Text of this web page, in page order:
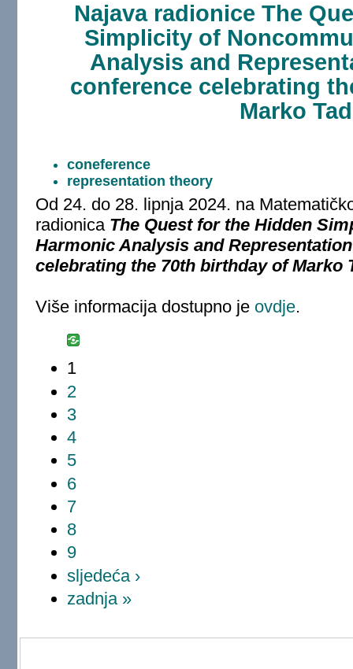
Najava radionice The
Simplicity of
Analysis and
conference celebrating
Marko
coneference
representation theory
Od 24. do 28. lipnja 2024. na
radionica The Quest for the Hidden
Harmonic Analysis and
celebrating the 70th birthday of Marko
Više informacija dostupno je ovdje.
1
2
3
4
5
6
7
8
9
sljedeća ›
zadnja »